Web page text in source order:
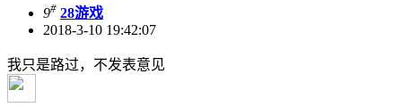
9# 28游戏
2018-3-10 19:42:07
我只是路过，不发表意见